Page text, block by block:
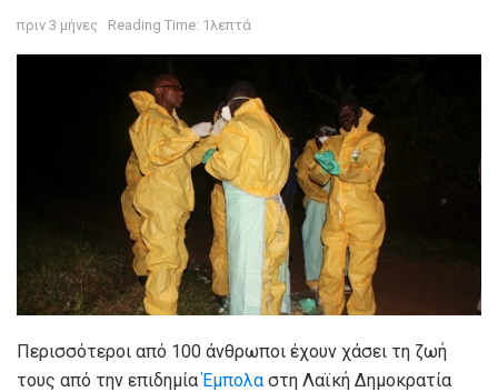
πριν 3 μήνες Reading Time: 1λεπτά
Περισσότεροι από 100 άνθρωποι έχουν χάσει τη ζωή
τους από την επιδημίαΈμπολαστη Λαϊκή Δημοκρατία